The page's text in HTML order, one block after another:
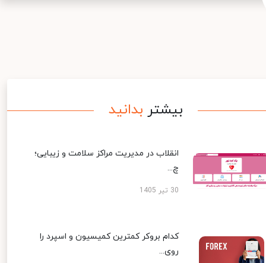
بیشتر بدانید
انقلاب در مدیریت مراکز سلامت و زیبایی؛
چ...
30 تیر 1405
کدام بروکر کمترین کمیسیون و اسپرد را
روی...